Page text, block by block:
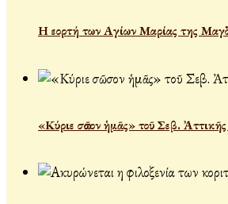
Η εορτή των Αγίων Μαρίας της
«Κύριε σῶσον ἡμᾶς» τοῦ Σεβ.